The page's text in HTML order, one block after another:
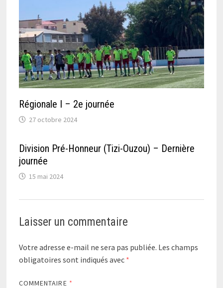
Régionale I – 2e journée
27 octobre 2024
Division Pré-Honneur (Tizi-Ouzou) – Dernière
journée
15 mai 2024
Laisser un commentaire
Votre adresse e-mail ne sera pas publiée. Les champs
obligatoires sont indiqués avec *
COMMENTAIRE *